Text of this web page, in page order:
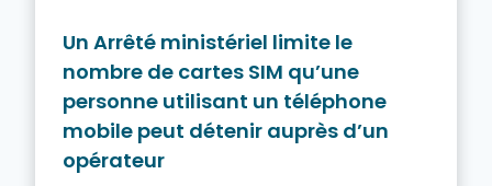
Un Arrêté ministériel limite le
nombre de cartes SIM qu’une
personne utilisant un téléphone
mobile peut détenir auprès d’un
opérateur